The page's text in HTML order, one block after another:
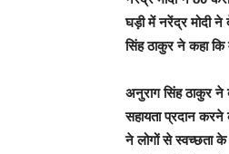
घड़ी में नरेंद्र मोदी
सिंह ठाकुर ने कहा कि
अनुराग सिंह ठाकुर ने
सहायता प्रदान
ने लोगों से स्वच्छता